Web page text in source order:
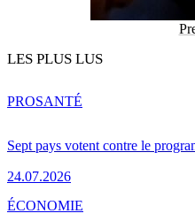
LES PLUS LUS
Sept pays votent contre le
24.07.2026
PROSANTÉ
ÉCONOMIE